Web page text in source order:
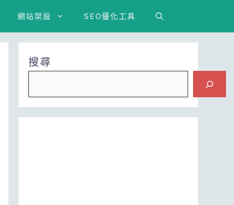
網站架設 SEO優化工具
搜尋